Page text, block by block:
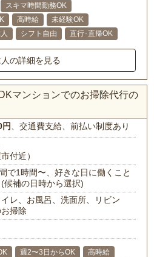
スキマ時間勤務OK
高時給
未経験OK
シフト自由 直行･直帰OK
の詳細を見る
マンションでのお掃除代行の
、交通費支給、前払い制度あり
付近）
で1時間〜、好きな日に働くこと
候補の日時から選択)
レ、お風呂、洗面所、リビン
掃除
週2〜3日からOK
高時給